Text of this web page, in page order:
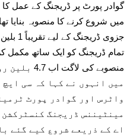
گوادر پورٹ پر ڈریجنگ کے عمل
جزوی
تمام ڈریجنگ کو ایک ساتھ مکمل
منصوبے کی
میں انہوں نے کہا کہ سی
واٹرس اور گوادر پورٹ
مینٹیننس ڈریجنگ
اے کے ذریعے شروع کیے گئے